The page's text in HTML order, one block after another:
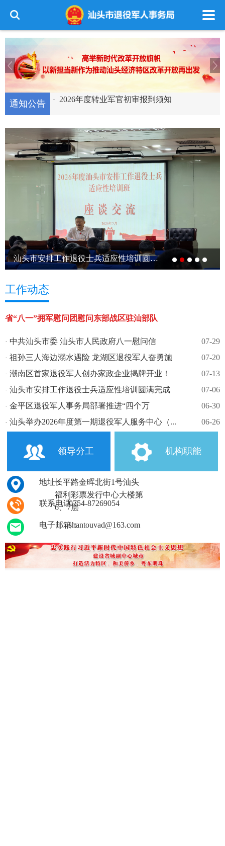
通知公告
·关于市领导接访日工作安排的通知
汕头市退役军人事务局关于汕头市革命烈士
府建...
·汕头市退役军人事务局现行有效行政规范性
文件目录
·自主就业退役士兵职业技能培训班意向登记
·2025年度转业军官初审报到须知
汕头市退役军人事务局2024年度法治政府建
设情...
汕头市安排工作退役士兵适应性培训圆满完...
工作动态
省“八一”拥军慰问团慰问东部战区驻汕部队
· 中共汕头市委 汕头市人民政府八一慰问信 07-29
· 祖孙三人海边溺水遇险 龙湖区退役军人奋勇施
救...
07-20
· 潮南区首家退役军人创办家政企业揭牌开业！ 07-13
· 汕头市安排工作退役士兵适应性培训圆满完成 07-06
· 金平区退役军人事务局部署推进“四个万
家”“五...
06-30
· 汕头举办2026年度第一期退役军人服务中心（... 06-26
领导分工 机构职能
地址：长平路金晖北街1号汕头
福利彩票发行中心大楼第
6、7层
联系电话：0754-87269054
电子邮箱：shantouvad@163.com